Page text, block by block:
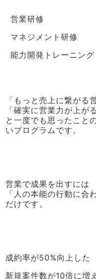
営業研修
マネジメント研修
能力開発トレーニング
「もっと売上に繋がる
「確実に営業力が上が
と一度でも思ったこと
いプログラムです。
営業で成果を出すには
「人の本能の行動に合
だけです。
成約率が50%向上した
新規案件数が10倍に増